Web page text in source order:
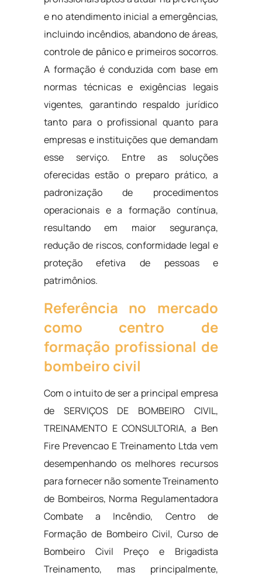
e no atendimento inicial a emergências,
incluindo incêndios, abandono de áreas,
controle de pânico e primeiros socorros.
A formação é conduzida com base em
normas técnicas e exigências legais
vigentes, garantindo respaldo jurídico
tanto para o profissional quanto para
empresas e instituições que demandam
esse serviço. Entre as soluções
oferecidas estão o preparo prático, a
padronização de procedimentos
operacionais e a formação contínua,
resultando em maior segurança,
redução de riscos, conformidade legal e
proteção efetiva de pessoas e
patrimônios.
Referência no mercado
como centro de
formação profissional de
bombeiro civil
Com o intuito de ser a principal empresa
de SERVIÇOS DE BOMBEIRO CIVIL,
TREINAMENTO E CONSULTORIA, a Ben
Fire Prevencao E Treinamento Ltda vem
desempenhando os melhores recursos
para fornecer não somente Treinamento
de Bombeiros, Norma Regulamentadora
Combate a Incêndio, Centro de
Formação de Bombeiro Civil, Curso de
Bombeiro Civil Preço e Brigadista
Treinamento, mas principalmente,